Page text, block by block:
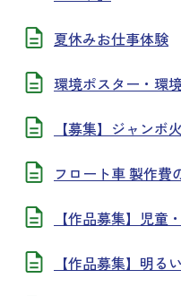
夏休みお仕事体験
環境ポスター・環
【募集】ジャンボ
フロート車 製作費
【作品募集】児童
【作品募集】明る